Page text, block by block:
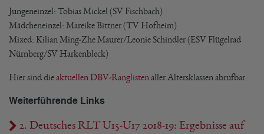
Jungeneinzel: Tobias Mickel (SV Fischbach)
Mädcheneinzel: Mareike Bittner (TV Hofheim)
Mixed: Kilian Ming-Zhe Maurer/Leonie Schindler (ESV Flügelrad
Nürnberg/SV Harkenbleck)
Hier sind dieaktuellen DBV-Ranglisten aller Altersklassen abrufbar.
Weiterführende Links
2. Deutsches RLT U15-U17 2018-19: Ergebnisse auf